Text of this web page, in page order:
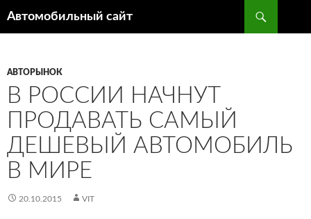
Автомобильный сайт
АВТОРЫНОК
В РОССИИ НАЧНУТ
ПРОДАВАТЬ САМЫЙ
ДЕШЕВЫЙ АВТОМОБИЛЬ
В МИРЕ
20.10.2015 VIT